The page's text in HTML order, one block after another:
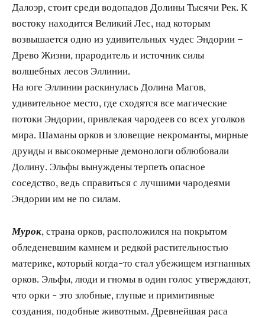
Далоэр, стоит среди водопадов Долины Тысячи Рек. К
востоку находится Великий Лес, над которым
возвышается одно из удивительных чудес Эндории –
Древо Жизни, прародитель и источник силы
волшебных лесов Эллинии.
На юге Эллинии раскинулась Долина Магов,
удивительное место, где сходятся все магические
потоки Эндории, привлекая чародеев со всех уголков
мира. Шаманы орков и зловещие некроманты, мирные
друиды и высокомерные демонологи облюбовали
Долину. Эльфы вынуждены терпеть опасное
соседство, ведь справиться с лучшими чародеями
Эндории им не по силам.
Мурок, страна орков, расположился на покрытом
обледеневшим камнем и редкой растительностью
материке, который когда-то стал убежищем изгнанных
орков. Эльфы, люди и гномы в один голос утверждают,
что орки - это злобные, глупые и примитивные
создания, подобные животным. Древнейшая раса